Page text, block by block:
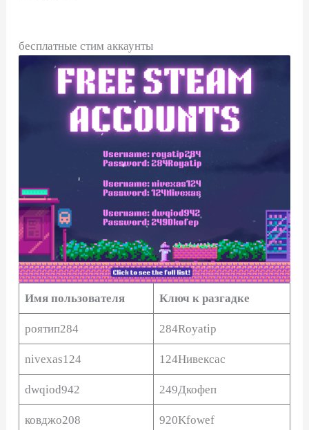
бесплатные стим аккаунты
Имя пользователя Ключ к разгадке
роятип284 284Royatip
nivexas124 124Нивексас
dwqiod942 249Дкофеп
ковджо208 920Kfowef